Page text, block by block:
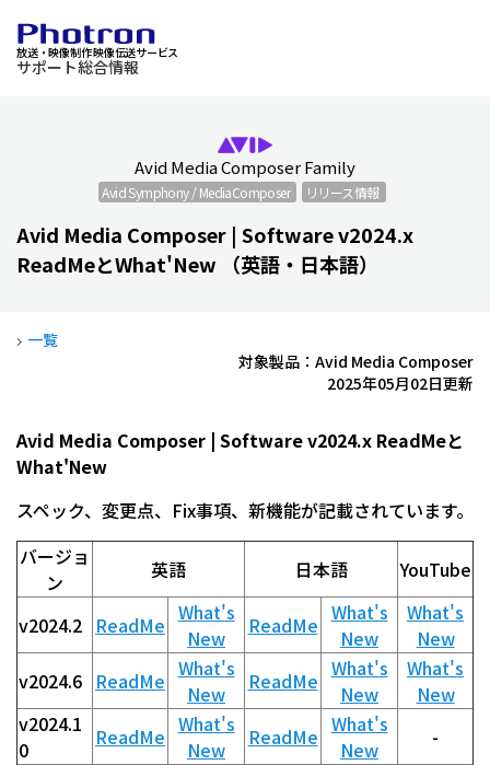
放送・映像制作 映像伝送サービス
サポート総合情報
Avid Media Composer Family
Avid Symphony / MediaComposer リリース情報
Avid Media Composer | Software v2024.x
ReadMeとWhat'New （英語・日本語）
一覧
対象製品：Avid Media Composer
2025年05月02日更新
Avid Media Composer | Software v2024.x ReadMeと
What'New
スペック、変更点、Fix事項、新機能が記載されています。
バージョ
ン
英語 日本語 YouTube
v2024.2 ReadMe What's
New
ReadMe What's
New
What's
New
v2024.6 ReadMe What's
New
ReadMe What's
New
What's
New
v2024.1
0
ReadMe What's
New
ReadMe What's
New
-